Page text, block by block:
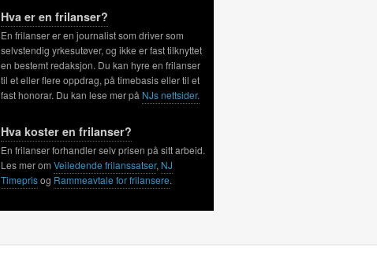
Hva er en frilanser?
En frilanser er en journalist som driver som
selvstendig yrkesutøver, og ikke er fast tilknyttet
en bestemt redaksjon. Du kan hyre en frilanser
til et eller flere oppdrag, på timebasis eller til et
fast honorar. Du kan lese mer på NJs nettsider.
Hva koster en frilanser?
En frilanser forhandler selv prisen på sitt arbeid.
Les mer om Veiledende frilanssatser, NJ
Timeprisog Rammeavtale for frilansere.